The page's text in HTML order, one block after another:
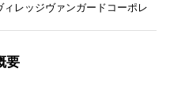
ィレッジヴァンガードコーポレー
要